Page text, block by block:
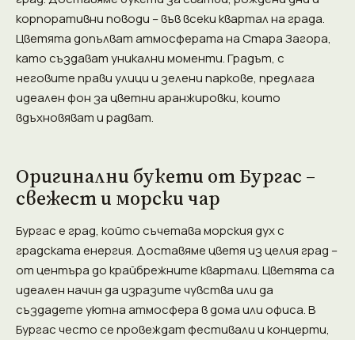
корпоративни поводи – във всеки квартал на града.
Цветята допълват атмосферата на Стара Загора,
като създават уникални моменти. Градът, с
неговите прави улици и зелени паркове, предлага
идеален фон за цветни аранжировки, които
вдъхновяват и радват.
Оригинални букети от Бургас –
свежест и морски чар
Бургас е град, който съчетава морския дух с
градската енергия. Доставяме цветя из целия град –
от центъра до крайбрежните квартали. Цветята са
идеален начин да изразите чувства или да
създадете уютна атмосфера в дома или офиса. В
Бургас често се провеждат фестивали и концерти,